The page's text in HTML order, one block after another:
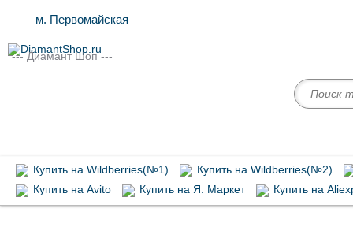
м. Первомайская
--- Диамант Шоп ---
Купить на Wildberries(№1)
Купить на Wildberries(№2)
Купить на Avito
Купить на Я. Маркет Купить на